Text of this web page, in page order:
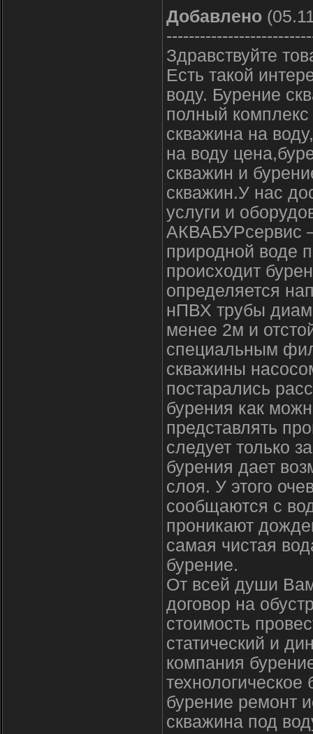
Добавлено
Здравствуйте
Есть такой
воду. Бурение
полный комплекс
скважина на
на воду
скважин и
скважин.У нас
услуги и
АКВАБУРсервис –
природной воде
происходит
определяется
нПВХ трубы
менее 2м и
специальным
скважины
постарались
бурения как
представлять
следует только
бурения дает
слоя. У этого
сообщаются с
проникают
самая чистая
бурение.
От всей души
договор на
стоимость
статический и
компания
технологическое
бурение ремонт
скважина под